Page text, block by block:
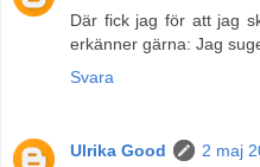
Där fick jag för att jag
erkänner gärna: Jag
Svara
Ulrika Good
2 maj